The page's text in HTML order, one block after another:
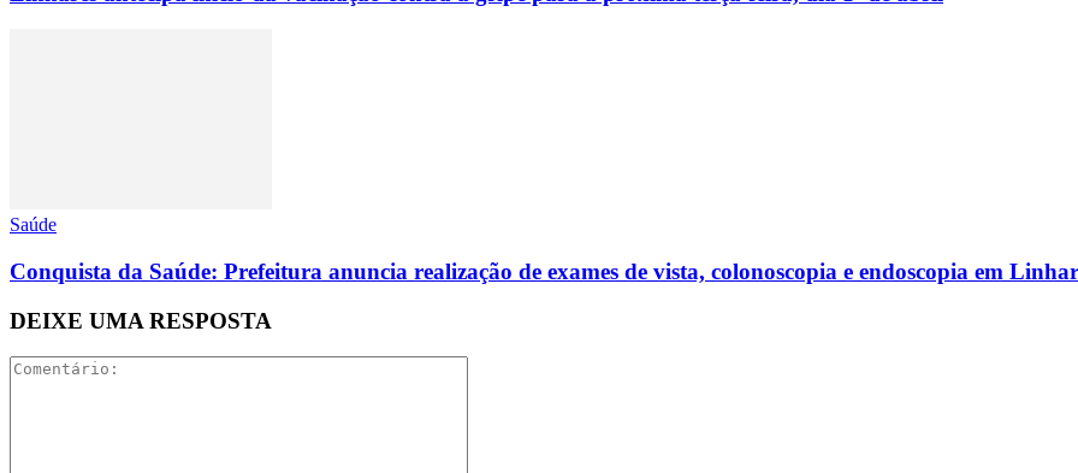
Saúde
Conquista da Saúde: Prefeitura anuncia realização de exames de vista, colonoscopia e endoscopia em
DEIXE UMA RESPOSTA